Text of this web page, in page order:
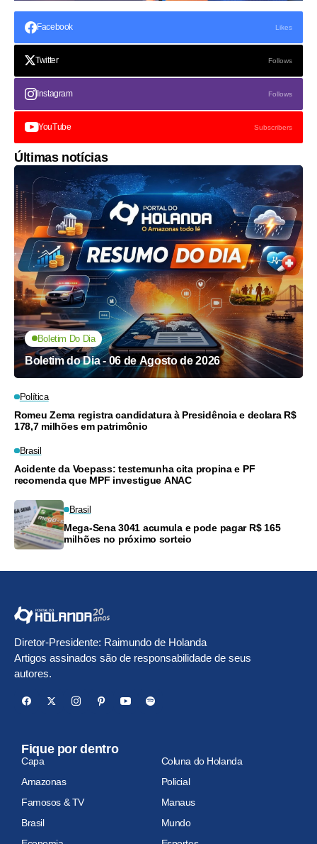
Facebook Likes
Twitter Follows
Instagram Follows
YouTube Subscribers
Últimas notícias
Boletim Do Dia
Boletim do Dia - 06 de Agosto de 2026
Política
Romeu Zema registra candidatura à Presidência e declara R$
178,7 milhões em patrimônio
Brasil
Acidente da Voepass: testemunha cita propina e PF
recomenda que MPF investigue ANAC
Brasil
Mega-Sena 3041 acumula e pode pagar R$ 165
milhões no próximo sorteio
Diretor-Presidente: Raimundo de Holanda
Artigos assinados são de responsabilidade de seus
autores.
Fique por dentro
Capa
Coluna do Holanda
Amazonas
Policial
Famosos & TV
Manaus
Brasil
Mundo